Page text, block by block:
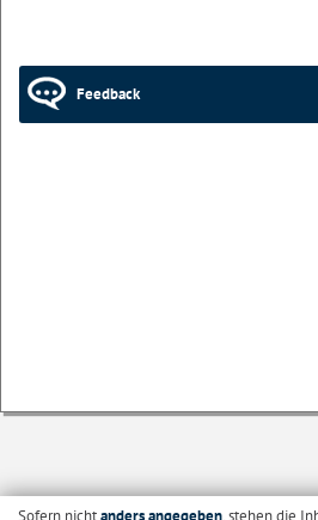
Feedback
Sofern nichtanders angegeben, stehen die